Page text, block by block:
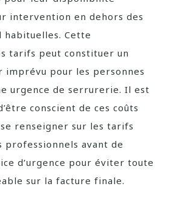
intervention en dehors des
habituelles. Cette
tarifs peut constituer un
imprévu pour les personnes
urgence de serrurerie. Il est
conscient de ces coûts
renseigner sur les tarifs
professionnels avant de
d’urgence pour éviter toute
sur la facture finale.